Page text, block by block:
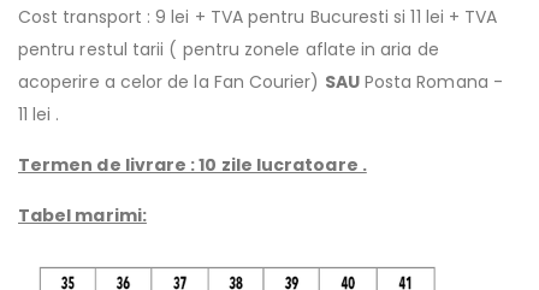
Cost transport : 9 lei + TVA pentru Bucuresti si 11 lei + TVA
pentru restul tarii ( pentru zonele aflate in aria de
acoperire a celor de la Fan Courier) SAUPosta Romana -
11 lei .
Termen de livrare : 10 zile lucratoare .
Tabel marimi: